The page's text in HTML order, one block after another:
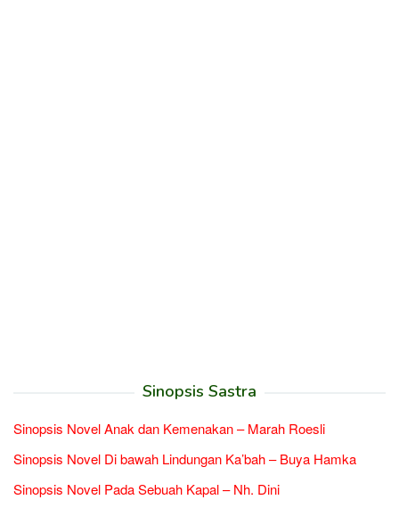
Sinopsis Sastra
Sinopsis Novel Anak dan Kemenakan – Marah Roesli
Sinopsis Novel Di bawah Lindungan Ka’bah – Buya Hamka
Sinopsis Novel Pada Sebuah Kapal – Nh. Dini